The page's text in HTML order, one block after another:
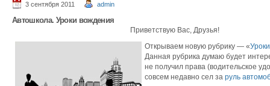
3 сентября 2011 admin
Автошкола. Уроки вождения
Приветствую Вас, Друзья!
Открываем новую рубрику — «Уроки
Данная рубрика думаю будет
не получил права (водительское
совсем недавно сел за руль